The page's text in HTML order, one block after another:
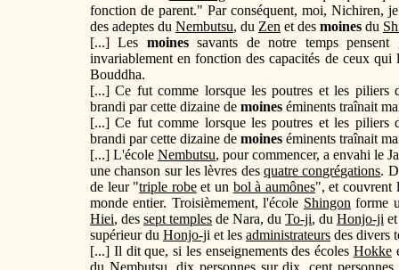
fonction de parent." Par conséquent, moi, Nichiren,
des adeptes du Nembutsu, du Zen et des moines du
[...] Les moinessavants de notre temps pensent
invariablement en fonction des capacités de ceux
Bouddha.
[...] Ce fut comme lorsque les poutres et les piliers
brandi par cette dizaine de moines éminents traînait
[...] Ce fut comme lorsque les poutres et les piliers
brandi par cette dizaine de moines éminents traînait
[...] L'école Nembutsu, pour commencer, a envahi le
une chanson sur les lèvres desquatre congrégations.
de leur "triple robeet un bol à aumônes", et couvrent
monde entier. Troisièmement, l'école Shingon forme
Hiei, des sept temples de Nara, du To-ji, du Honjo-ji
supérieur du Honjo-ji et les administrateurs des divers
[...] Il dit que, si les enseignements des écoles Hokke
du Nembutsu, dix personnes sur dix, cent